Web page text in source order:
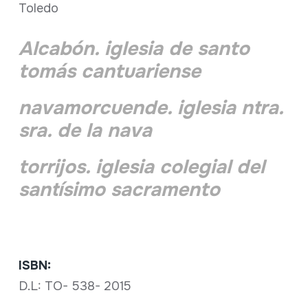
Toledo
Alcabón. iglesia de santo
tomás cantuariense
navamorcuende. iglesia ntra.
sra. de la nava
torrijos. iglesia colegial del
santísimo sacramento
ISBN:
D.L: TO- 538- 2015